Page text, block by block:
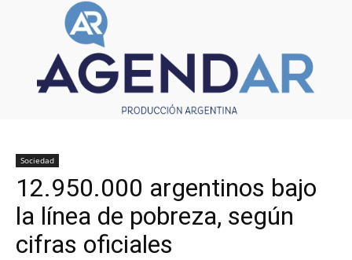
Sociedad
12.950.000 argentinos bajo
la línea de pobreza, según
cifras oficiales